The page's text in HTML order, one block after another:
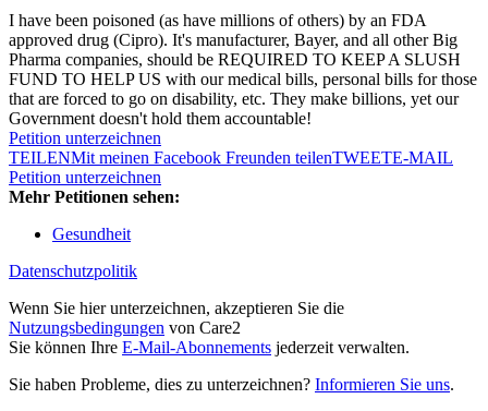
I have been poisoned (as have millions of others) by an FDA
approved drug (Cipro). It's manufacturer, Bayer, and all other Big
Pharma companies, should be REQUIRED TO KEEP A SLUSH
FUND TO HELP US with our medical bills, personal bills for those
that are forced to go on disability, etc. They make billions, yet our
Government doesn't hold them accountable!
Petition unterzeichnen
TEILENMit meinen Facebook Freunden teilenTWEETE-MAIL
Petition unterzeichnen
Mehr Petitionen sehen:
Gesundheit
Datenschutzpolitik
Wenn Sie hier unterzeichnen, akzeptieren Sie die
Nutzungsbedingungen von Care2
Sie können Ihre E-Mail-Abonnements jederzeit verwalten.
Sie haben Probleme, dies zu unterzeichnen? Informieren Sie uns.